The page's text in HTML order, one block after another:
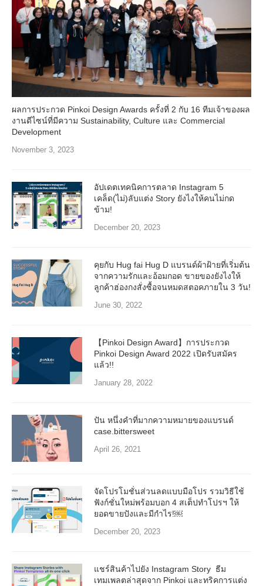
ผลการประกวด Pinkoi Design Awards ครั้งที่ 2 กับ 16 ทีมเจ้าของผล
งานดีไซน์ที่มีความ Sustainability, Culture และ Commercial
Development
November 3, 2023
อัปเดตเทคนิคการตลาด Instagram 5
เคล็ด(ไม่)ลับแต่ง Story ยังไงให้คนไม่กด
ข้าม!
December 20, 2023
คุยกับ Hug fai Hug D แบรนด์ผ้าฝ้ายที่เริ่มต้น
จากความรักและอ้อมกอด ขายของยังไงให้
ลูกค้าฮ่องกงสั่งซื้อจนหมดสตอคภายใน 3 วัน!
June 30, 2022
【Pinkoi Design Award】การประกวด
Pinkoi Design Award 2022 เปิดรับสมัคร
แล้ว!!
January 28, 2022
ปัน หนึ่งคำที่มากความหมายของแบรนด์
case.bittersweet
April 26, 2021
จัดโปรโมชั่นส่วนลดแบบมือโปร รวมวิธีใช้
ฟังก์ชั่นใหม่พร้อมบอก 4 สเต็ปทำโปรฯ ให้
ยอดขายปังและมีกำไร!￼
December 20, 2023
แชร์สินค้าไปยัง Instagram Story ธีม
เทมเพลตล่าสุดจาก Pinkoi และทริคการแต่ง